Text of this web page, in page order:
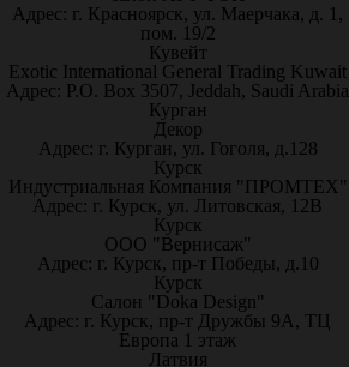
Адрес: г. Красноярск, ул. Маерчака, д. 1,
пом. 19/2
Кувейт
Exotic International General Trading Kuwait
Адрес: P.O. Box 3507, Jeddah, Saudi Arabia
Курган
Декор
Адрес: г. Курган, ул. Гоголя, д.128
Курск
Индустриальная Компания "ПРОМТЕХ"
Адрес: г. Курск, ул. Литовская, 12В
Курск
ООО "Вернисаж"
Адрес: г. Курск, пр-т Победы, д.10
Курск
Салон "Doka Design"
Адрес: г. Курск, пр-т Дружбы 9А, ТЦ
Европа 1 этаж
Латвия